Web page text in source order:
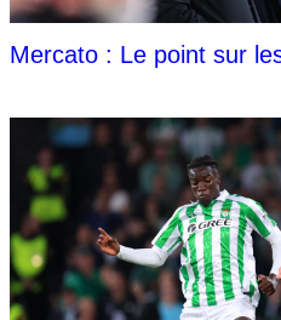
Mercato : Le point sur